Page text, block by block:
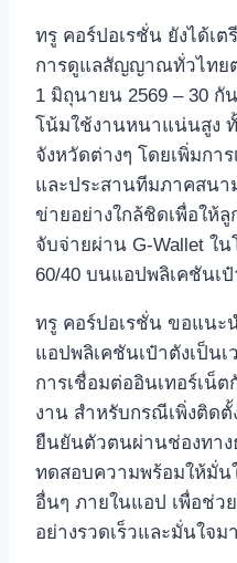
ทรู คอร์ปอเรชั่น ยังได้เต
การดูแลสัญญาณทั่วไทย
1 มิถุนายน 2569 – 30
โน้มใช้งานหนาแน่นสูง
จังหวัดต่างๆ โดยเพิ่มก
และประสานทีมภาคสนา
ข่ายอย่างใกล้ชิดเพื่อให้
จับจ่ายผ่าน G-Wallet ใ
60/40 บนแอปพลิเคชันเป๋
ทรู คอร์ปอเรชั่น ขอแนะ
แอปพลิเคชันเป๋าตังเป็น
การเชื่อมต่ออินเทอร์เน็
งาน สำหรับกรณีเพิ่งติดตั้
ยืนยันตัวตนผ่านช่องทาง
ทดสอบความพร้อมให้มั่น
อื่นๆ ภายในแอป เพื่อช่ว
อย่างรวดเร็วและมั่นใจม